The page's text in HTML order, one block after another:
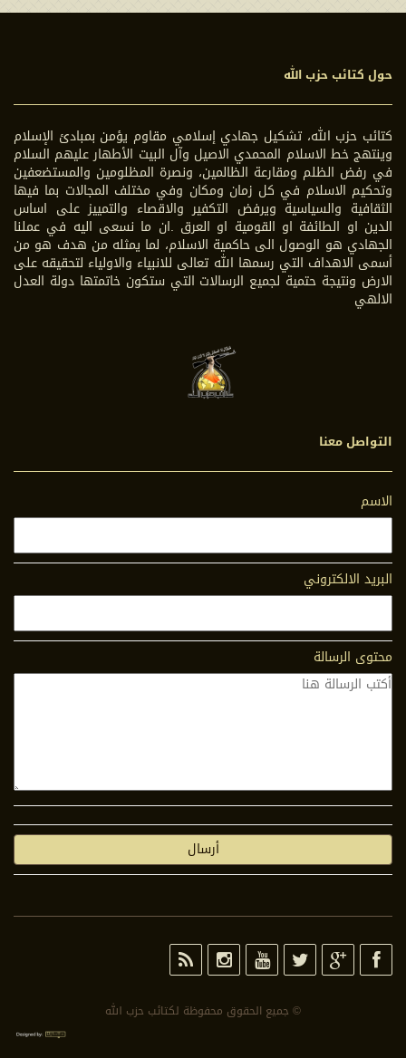
حول كتائب حزب الله
كتائب حزب الله، تشكيل جهادي إسلامي مقاوم يؤمن بمبادئ الإسلام
وينتهج خط الاسلام المحمدي الاصيل وآل البيت الأطهار عليهم السلام
في رفض الظلم ومقارعة الظالمين، ونصرة المظلومين والمستضعفين
وتحكيم الاسلام في كل زمان ومكان وفي مختلف المجالات بما فيها
الثقافية والسياسية ويرفض التكفير والاقصاء والتمييز على اساس
الدين او الطائفة او القومية او العرق .ان ما نسعى اليه في عملنا
الجهادي هو الوصول الى حاكمية الاسلام، لما يمثله من هدف هو من
أسمى الاهداف التي رسمها الله تعالى للانبياء والاولياء لتحقيقه على
الارض ونتيجة حتمية لجميع الرسالات التي ستكون خاتمتها دولة العدل
الالهي
التواصل معنا
الاسم
البريد الالكتروني
محتوى الرسالة
© جمیع الحقوق محفوظة لكتائب حزب الله